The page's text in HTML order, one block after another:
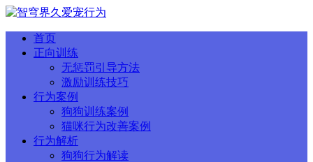
首页
正向训练
无惩罚引导方法
激励训练技巧
行为案例
狗狗训练案例
猫咪行为改善案例
行为解析
狗狗行为解读